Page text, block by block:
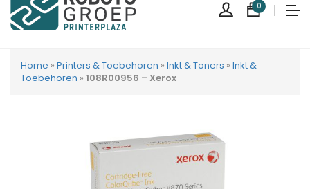
0
Home » Printers & Toebehoren » Inkt & Toners » Inkt &
Toebehoren » 108R00956 – Xerox